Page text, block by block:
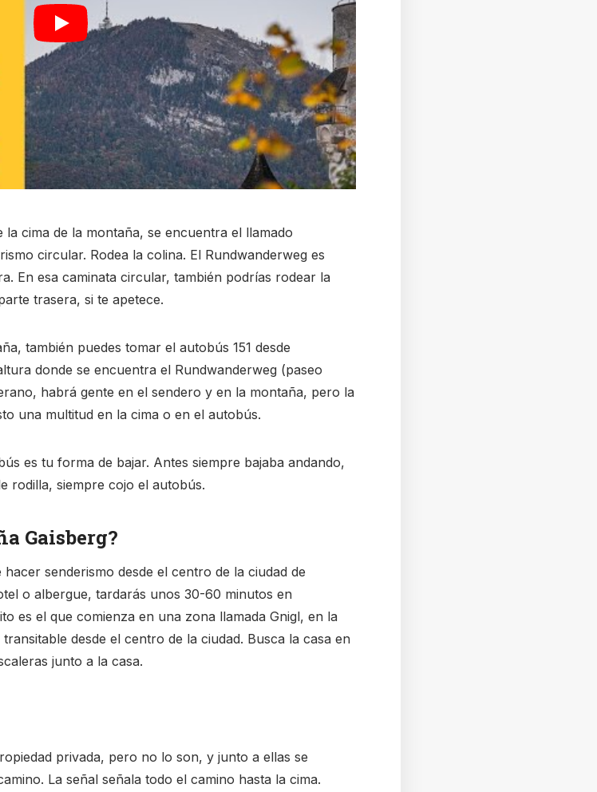
cima de la montaña, se encuentra el llamado
circular. Rodea la colina. El Rundwanderweg es
En esa caminata circular, también podrías rodear la
trasera, si te apetece.
también puedes tomar el autobús 151 desde
donde se encuentra el Rundwanderweg (paseo
habrá gente en el sendero y en la montaña, pero la
una multitud en la cima o en el autobús.
es tu forma de bajar. Antes siempre bajaba andando,
rodilla, siempre cojo el autobús.
Gaisberg?
senderismo desde el centro de la ciudad de
o albergue, tardarás unos 30-60 minutos en
es el que comienza en una zona llamada Gnigl, en la
desde el centro de la ciudad. Busca la casa en
junto a la casa.
privada, pero no lo son, y junto a ellas se
La señal señala todo el camino hasta la cima.